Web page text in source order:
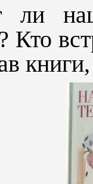
ли
Кто